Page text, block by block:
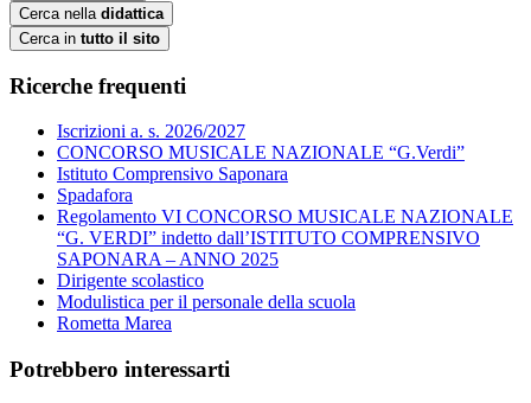
Cerca nella didattica
Cerca in tutto il sito
Ricerche frequenti
Iscrizioni a. s. 2026/2027
CONCORSO MUSICALE NAZIONALE “G.Verdi”
Istituto Comprensivo Saponara
Spadafora
Regolamento VI CONCORSO MUSICALE NAZIONALE
“G. VERDI” indetto dall’ISTITUTO COMPRENSIVO
SAPONARA – ANNO 2025
Dirigente scolastico
Modulistica per il personale della scuola
Rometta Marea
Potrebbero interessarti